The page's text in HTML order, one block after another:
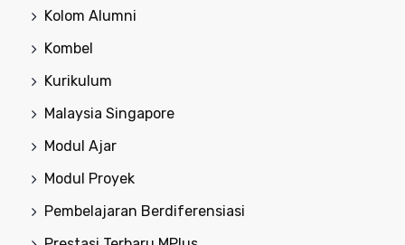
Kolom Alumni
Kombel
Kurikulum
Malaysia Singapore
Modul Ajar
Modul Proyek
Pembelajaran Berdiferensiasi